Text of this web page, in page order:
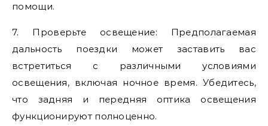
помощи.
7. Проверьте освещение: Предполагаемая
дальность поездки может заставить вас
встретиться с различными условиями
освещения, включая ночное время. Убедитесь,
что задняя и передняя оптика освещения
функционируют полноценно.